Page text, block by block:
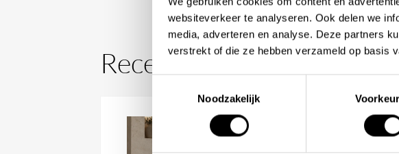
websiteverkeer te analyseren. Ook delen we
media, adverteren en analyse. Deze partners
verstrekt of die ze hebben verzameld op basis
Noodzakelijk
van het perfecte product voor jouw behoeften. Jouw
onze prioriteit, dus aarzel niet om contact met ons op te
projects@stonecompany.nl
WhatsApp:
+31 6 38 84 81 47
Recent bekeken